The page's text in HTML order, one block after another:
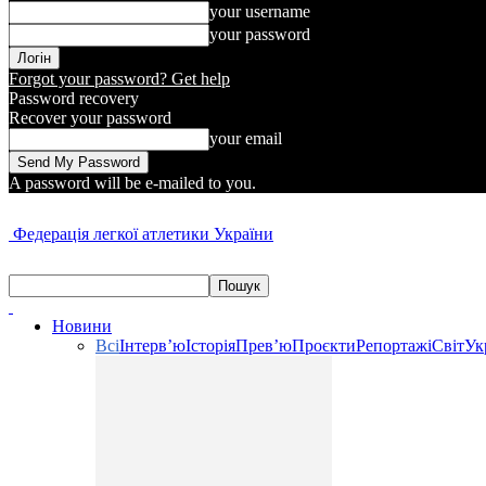
your username
your password
Forgot your password? Get help
Password recovery
Recover your password
your email
A password will be e-mailed to you.
Федерація легкої атлетики України
Новини
ВсіІнтерв’юІсторіяПрев’юПроєктиРепортажіСвіт